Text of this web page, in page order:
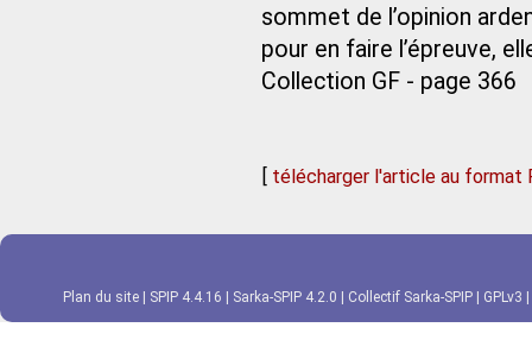
sommet de l’opinion
pour en faire l’épreuve,
Collection GF - page 366
[ télécharger l'article au format
Plan du site | SPIP 4.4.16 | Sarka-SPIP 4.2.0 | Collectif Sarka-SPIP | GPLv3 |